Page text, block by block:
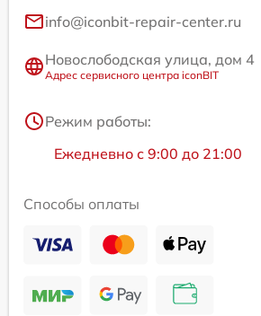
info@iconbit-repair-center.ru
Новослободская улица, дом 4
Адрес сервисного центра iconBIT
Режим работы:
Ежедневно с 9:00 до 21:00
Способы оплаты